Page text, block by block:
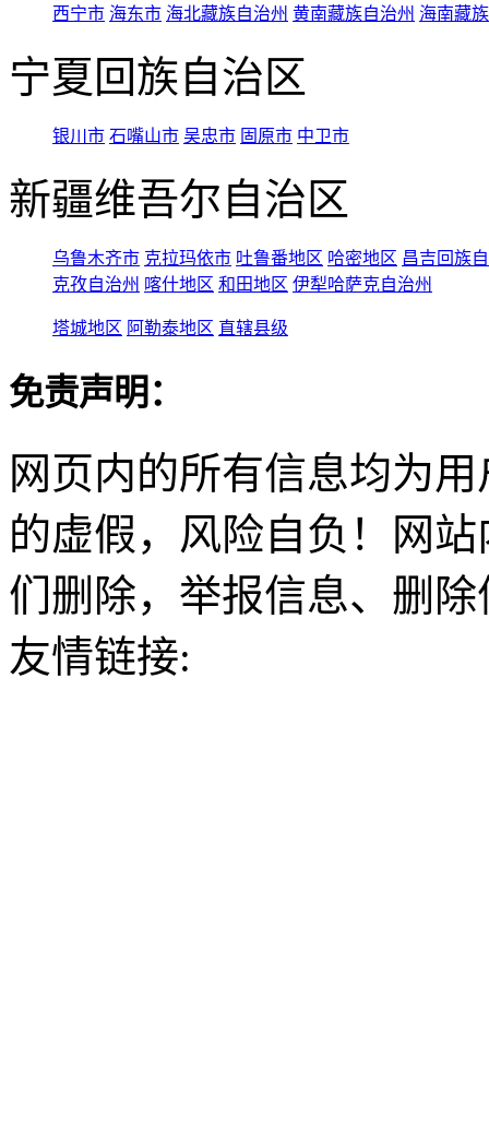
西宁市 海东市 海北藏族自治州 黄南藏族自治州 海南藏
宁夏回族自治区
银川市 石嘴山市 吴忠市 固原市 中卫市
新疆维吾尔自治区
乌鲁木齐市 克拉玛依市 吐鲁番地区 哈密地区 昌吉回族
克孜自治州 喀什地区 和田地区 伊犁哈萨克自治州
塔城地区 阿勒泰地区 直辖县级
免责声明：
网页内的所有信息均为
的虚假，风险自负！网
们删除，举报信息、删
友情链接: